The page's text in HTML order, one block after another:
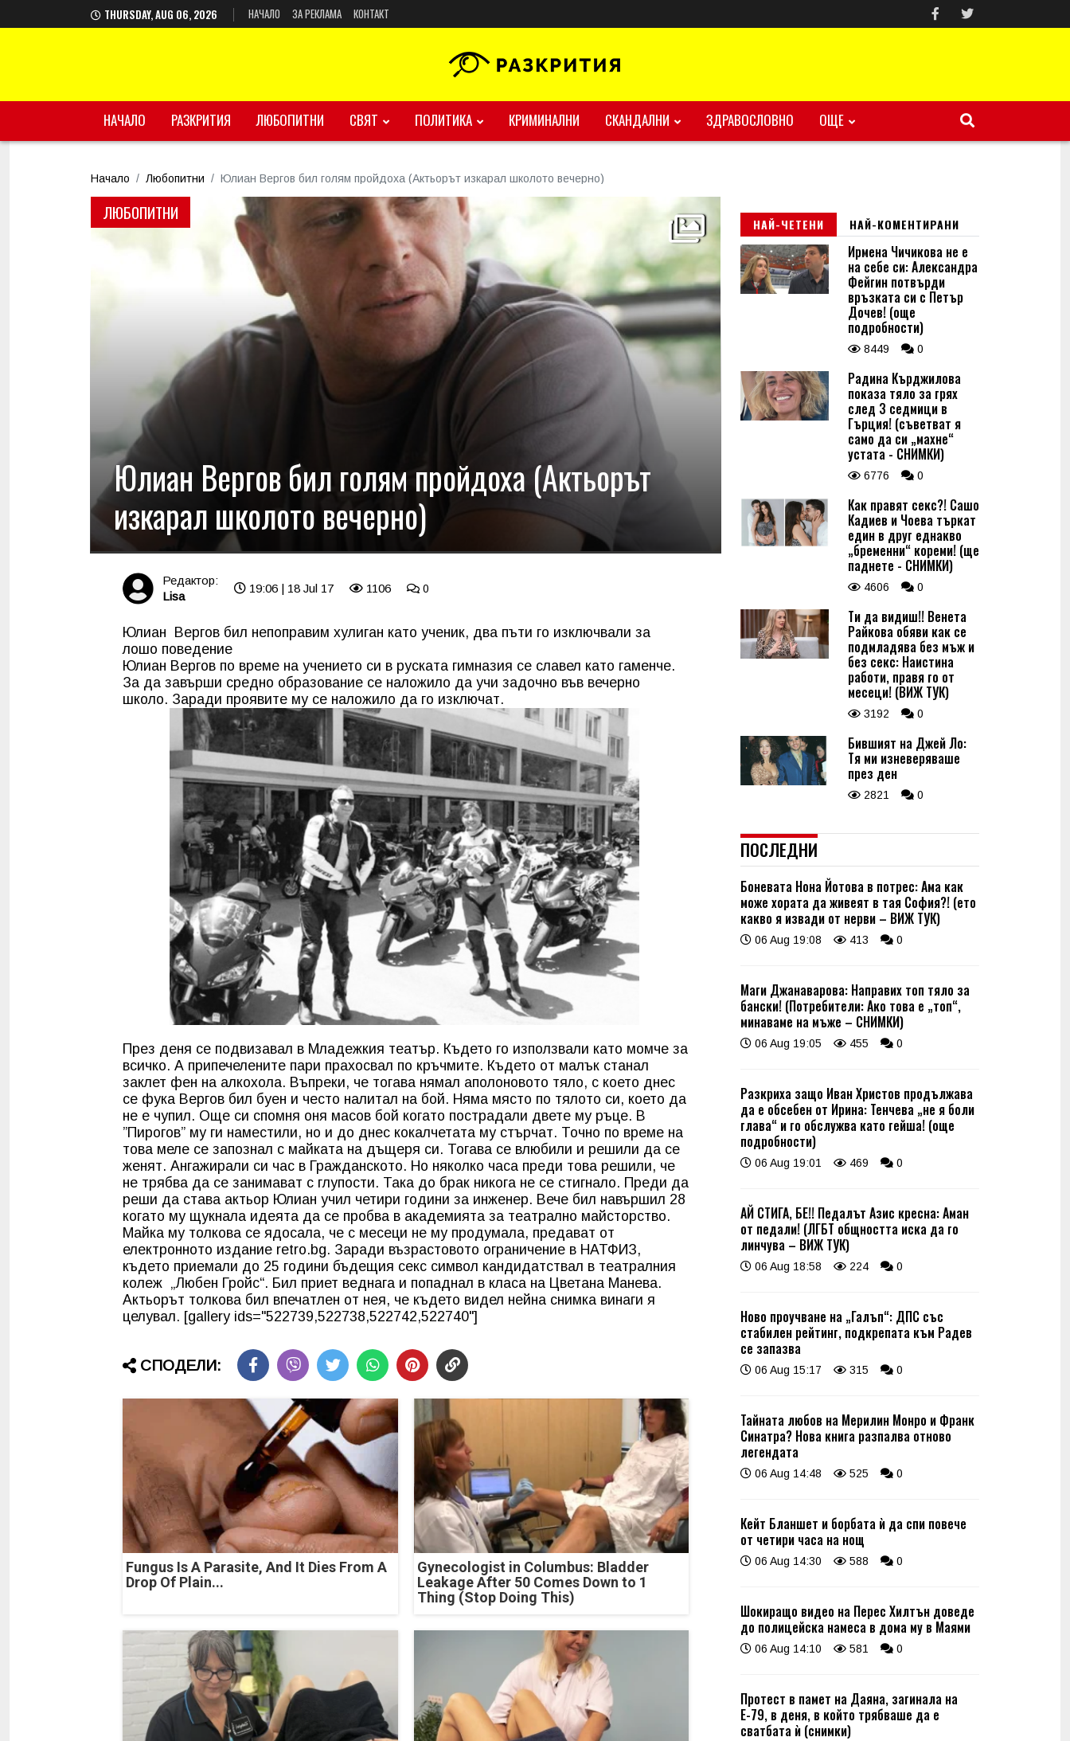
THURSDAY, AUG 06, 2026 НАЧАЛО ЗА РЕКЛАМА КОНТАКТ
НАЧАЛО РАЗКРИТИЯ ЛЮБОПИТНИ СВЯТ ПОЛИТИКА КРИМИНАЛНИ СКАНДАЛНИ ЗДРАВОСЛОВНО ОЩЕ
Начало Любопитни Юлиан Вергов бил голям пройдоха (Актьорът изкарал школото вечерно)
ЛЮБОПИТНИ
Юлиан Вергов бил голям пройдоха (Актьорът
изкарал школото вечерно)
Редактор:
Lisa
19:06 | 18 Jul 17 1106 0
Юлиан Вергов бил непоправим хулиган като ученик, два пъти го изключвали за
лошо поведение
Юлиан Вергов по време на учението си в руската гимназия се славел като гаменче.
За да завърши средно образование се наложило да учи задочно във вечерно
школо. Заради проявите му се наложило да го изключат.
През деня се подвизавал в Младежкия театър. Където го използвали като момче за
всичко. А припечелените пари прахосвал по кръчмите. Където от малък станал
заклет фен на алкохола. Въпреки, че тогава нямал аполоновото тяло, с което днес
се фука Вергов бил буен и често налитал на бой. Няма място по тялото си, което да
не е чупил. Още си спомня оня масов бой когато пострадали двете му ръце. В
”Пирогов” му ги наместили, но и до днес кокалчетата му стърчат. Точно по време на
това меле се запознал с майката на дъщеря си. Тогава се влюбили и решили да се
женят. Ангажирали си час в Гражданското. Но няколко часа преди това решили, че
не трябва да се занимават с глупости. Така до брак никога не се стигнало. Преди да
реши да става актьор Юлиан учил четири години за инженер. Вече бил навършил 28
когато му щукнала идеята да се пробва в академията за театрално майсторство.
Майка му толкова се ядосала, че с месеци не му продумала, предават от
електронното издание retro.bg. Заради възрастовото ограничение в НАТФИЗ,
където приемали до 25 години бъдещия секс символ кандидатствал в театралния
колеж „Любен Гройс“. Бил приет веднага и попаднал в класа на Цветана Манева.
Актьорът толкова бил впечатлен от нея, че където видел нейна снимка винаги я
целувал. [gallery ids="522739,522738,522742,522740"]
СПОДЕЛИ:
Fungus Is A Parasite, And It Dies From A
Drop Of Plain...
Gynecologist in Columbus: Bladder
Leakage After 50 Comes Down to 1
Thing (Stop Doing This)
НАЙ-ЧЕТЕНИ НАЙ-КОМЕНТИРАНИ
Ирмена Чичикова не е
на себе си: Александра
Фейгин потвърди
връзката си с Петър
Дочев! (още
подробности)
8449 0
Радина Кърджилова
показа тяло за грях
след 3 седмици в
Гърция! (съветват я
само да си „махне“
устата - СНИМКИ)
6776 0
Как правят секс?! Сашо
Кадиев и Чоева търкат
един в друг еднакво
„бременни“ кореми! (ще
паднете - СНИМКИ)
4606 0
Ти да видиш!! Венета
Райкова обяви как се
подмладява без мъж и
без секс: Наистина
работи, правя го от
месеци! (ВИЖ ТУК)
3192 0
Бившият на Джей Ло:
Тя ми изневеряваше
през ден
2821 0
ПОСЛЕДНИ
Боневата Нона Йотова в потрес: Ама как
може хората да живеят в тая София?! (ето
какво я извади от нерви – ВИЖ ТУК)
06 Aug 19:08 413 0
Маги Джанаварова: Направих топ тяло за
бански! (Потребители: Ако това е „топ“,
минаваме на мъже – СНИМКИ)
06 Aug 19:05 455 0
Разкриха защо Иван Христов продължава
да е обсебен от Ирина: Тенчева „не я боли
глава“ и го обслужва като гейша! (още
подробности)
06 Aug 19:01 469 0
АЙ СТИГА, БЕ!! Педалът Азис кресна: Аман
от педали! (ЛГБТ общността иска да го
линчува – ВИЖ ТУК)
06 Aug 18:58 224 0
Ново проучване на „Галъп“: ДПС със
стабилен рейтинг, подкрепата към Радев
се запазва
06 Aug 15:17 315 0
Тайната любов на Мерилин Монро и Франк
Синатра? Нова книга разпалва отново
легендата
06 Aug 14:48 525 0
Кейт Бланшет и борбата ѝ да спи повече
от четири часа на нощ
06 Aug 14:30 588 0
Шокиращо видео на Перес Хилтън доведе
до полицейска намеса в дома му в Маями
06 Aug 14:10 581 0
Протест в памет на Даяна, загинала на
Е-79, в деня, в който трябваше да е
сватбата ѝ (снимки)